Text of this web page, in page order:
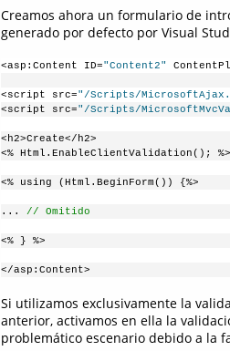
Creamos ahora un formulario de
generado por defecto por Visual
<asp:Content ID="Content2"
<script src="/Scripts/
<script src="/Scripts/
<h2>Create</h2>
<% Html.EnableClientValidation(); %>
<% using (Html.BeginForm()) {%>
... // Omitido
<% } %>
</asp:Content>
Si utilizamos exclusivamente la
anterior, activamos en ella la
problemático escenario debido a la